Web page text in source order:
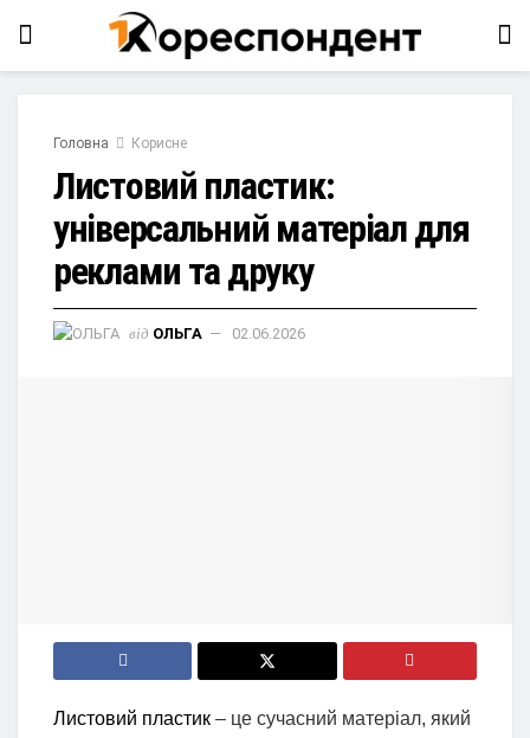
Головна Корисне
Листовий пластик:
універсальний матеріал для
реклами та друку
від ОЛЬГА 02.06.2026
Листовий пластик – це сучасний матеріал, який